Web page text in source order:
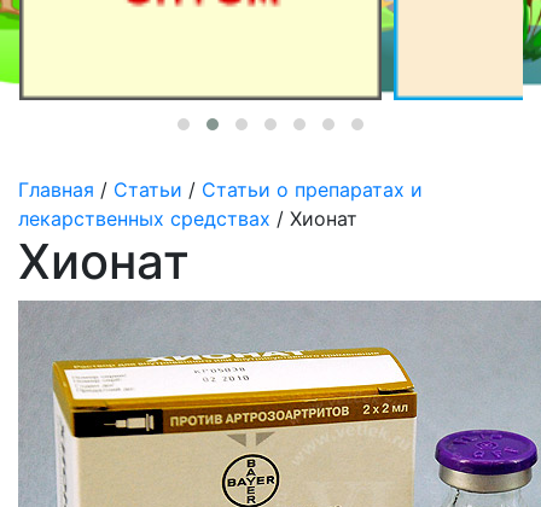
Главная / Статьи / Статьи о препаратах и
лекарственных средствах / Хионат
Хионат